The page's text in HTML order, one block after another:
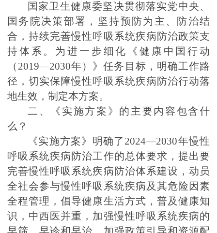
国家卫生健康委坚决贯彻落实党中央、
国务院决策部署，坚持预防为主、防治结
合，持续完善慢性呼吸系统疾病防治政策支
持体系。为进一步细化
《健康中国行动
（ 2019—2030年）》任务目标，明确工作路
径，切实保障慢性呼吸系统疾病防治行动落
地生效，制定本方案。
二、《实施方案》的主要内容包含什
么？
《实施方案》明确了 2024—2030年慢性
呼吸系统疾病防治工作的总体要求 ， 提出要
完善慢性呼吸系统疾病防治体系建设，动员
全社会参与慢性呼吸系统疾病及其危险因素
全程管理，倡导健康生活方式，普及健康知
识，中西医并重，加强慢性呼吸系统疾病的